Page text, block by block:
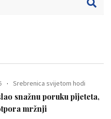
Srebrenica svijetom hodi
snažnu poruku pijeteta,
mržnji